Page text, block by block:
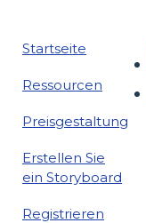
Startseite
Ressourcen
Preisgestaltung
Erstellen Sie
ein Storyboard
Registrieren